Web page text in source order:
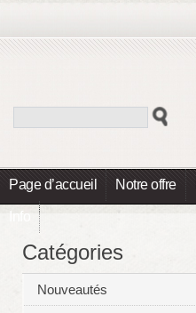
Page d’accueil Notre offre
Info
Catégories
Nouveautés